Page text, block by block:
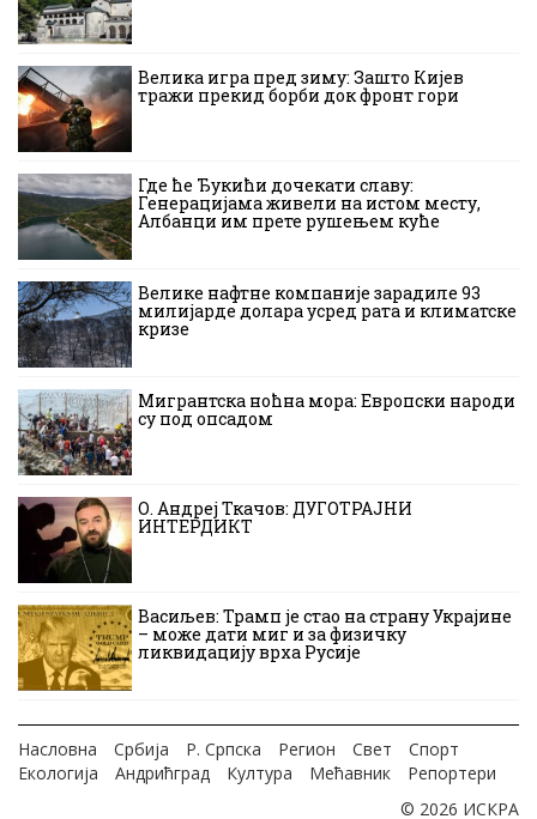
Велика игра пред зиму: Зашто Кијев
тражи прекид борби док фронт гори
Где ће Ђукићи дочекати славу:
Генерацијама живели на истом месту,
Албанци им прете рушењем куће
Велике нафтне компаније зарадиле 93
милијарде долара усред рата и климатске
кризе
Мигрантска ноћна мора: Европски народи
су под опсадом
О. Андреј Ткачов: ДУГОТРАЈНИ
ИНТЕРДИКТ
Васиљев: Трамп је стао на страну Украјине
– може дати миг и за физичку
ликвидацију врха Русије
Насловна Србија Р. Српска Регион Свет
Спорт
Екологија
Андрићград Култура Мећавник
Репортери
© 2026 ИСКРА